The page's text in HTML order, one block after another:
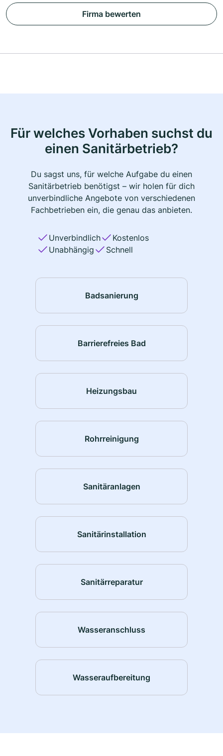
Firma bewerten
Für welches Vorhaben suchst du
einen Sanitärbetrieb?
Du sagst uns, für welche Aufgabe du einen
Sanitärbetrieb benötigst – wir holen für dich
unverbindliche Angebote von verschiedenen
Fachbetrieben ein, die genau das anbieten.
Unverbindlich
Kostenlos
Unabhängig
Schnell
Badsanierung
Barrierefreies Bad
Heizungsbau
Rohrreinigung
Sanitäranlagen
Sanitärinstallation
Sanitärreparatur
Wasseranschluss
Wasseraufbereitung